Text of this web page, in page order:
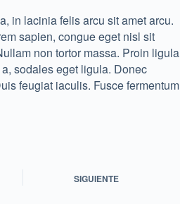
in lacinia felis arcu sit amet arcu.
sapien, congue eget nisl sit
non tortor massa. Proin ligula
sodales eget ligula. Donec
feugiat iaculis. Fusce fermentum
SIGUIENTE